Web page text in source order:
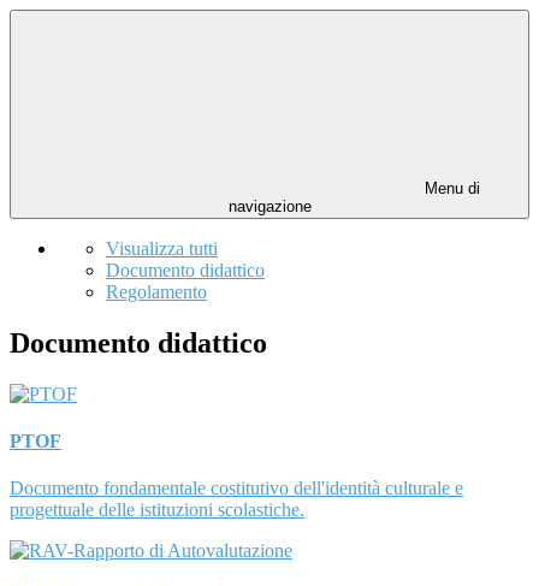
Menu di
navigazione
Visualizza tutti
Documento didattico
Regolamento
Documento didattico
PTOF
Documento fondamentale costitutivo dell'identità culturale e
progettuale delle istituzioni scolastiche.